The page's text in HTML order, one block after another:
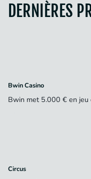
DERNIÈRES
Bwin Casino
Bwin met 5.000 € en jeu
Circus